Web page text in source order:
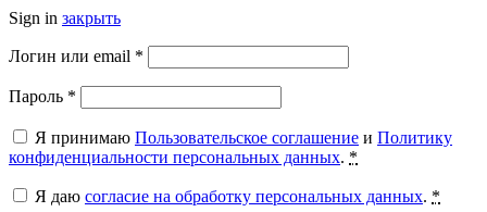
Sign in закрыть
Логин или email *
Пароль *
Я принимаю Пользовательское соглашение и Политику
конфиденциальности персональных данных. *
Я даю согласие на обработку персональных данных. *